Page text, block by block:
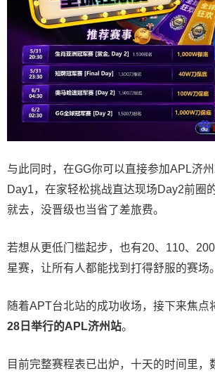
与此同时，在GG你可以直接参加APL济
Day1，在家轻松挑战直达现场Day2前圈
就去，没晋级也当省了差旅费。
若想从更低门槛起步，也有20、110、
星赛，让所有人都能找到打得舒服的赛场。
随着APT台北站的成功收场，接下来焦点
28 日举行的APL济州站。
目前完整赛程表已出炉，十天的时间里，